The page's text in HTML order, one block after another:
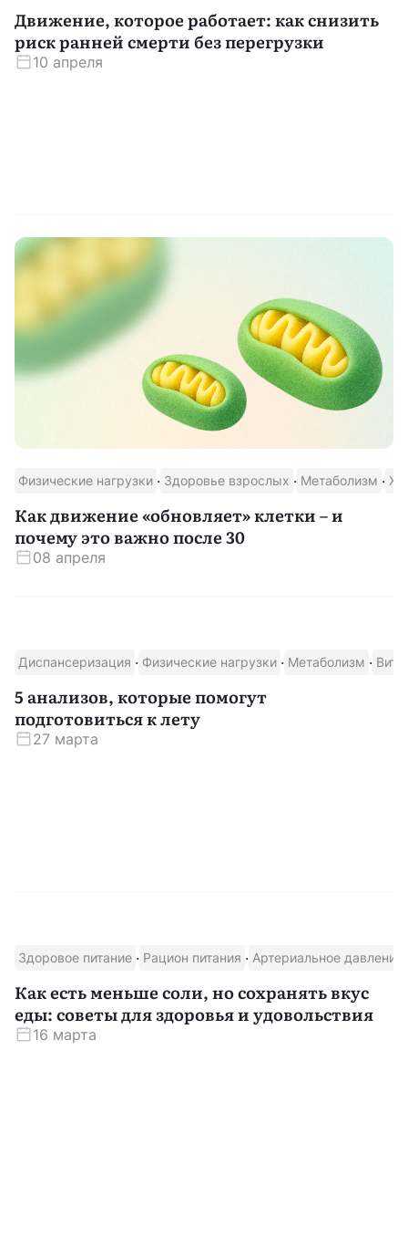
Движение, которое работает: как снизить
риск ранней смерти без перегрузки
10 апреля
Физические нагрузки · Здоровье взрослых · Метаболизм ·
Как движение «обновляет» клетки – и
почему это важно после 30
08 апреля
Диспансеризация · Физические нагрузки · Метаболизм ·
5 анализов, которые помогут
подготовиться к лету
27 марта
Здоровое питание · Рацион питания · Артериальное давление
Как есть меньше соли, но сохранять вкус
еды: советы для здоровья и удовольствия
16 марта